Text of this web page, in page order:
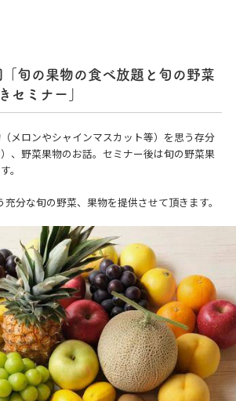
旬の果物の食べ放題と旬の野菜
セミナー」
メロンやシャインマスカット等）を思う存分
、野菜果物のお話。セミナー後は旬の野菜果
。
分な旬の野菜、果物を提供させて頂きます。